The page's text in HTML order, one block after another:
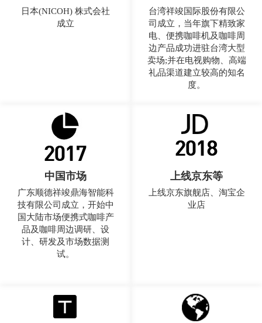
日本(NICOH) 株式会社
成立
台湾祥竣国际股份有限公
司成立，当年旗下精致家
电、便携咖啡机及咖啡周
边产品成功进驻台湾大型
卖场;并在电视购物、高端
礼品渠道建立较高的知名
度。
中国市场
广东顺德祥竣鼎海智能科
技有限公司成立，开始中
国大陆市场便携式咖啡产
品及咖啡周边调研、设
计、研发及市场数据测
试。
上线京东等
上线京东旗舰店、淘宝企
业店